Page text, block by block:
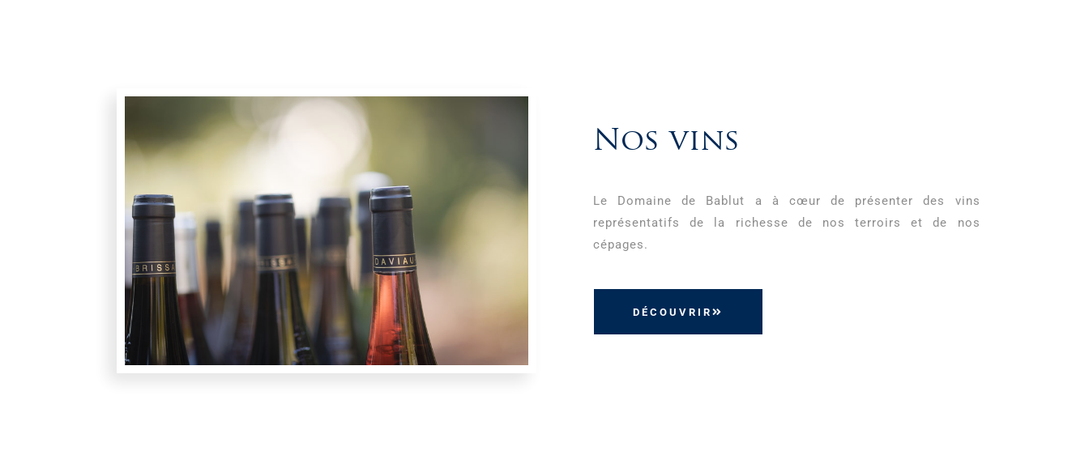
Nos vins
Le Domaine de Bablut a à cœur de présenter des vins
représentatifs de la richesse de nos terroirs et de nos
cépages.
DÉCOUVRIR